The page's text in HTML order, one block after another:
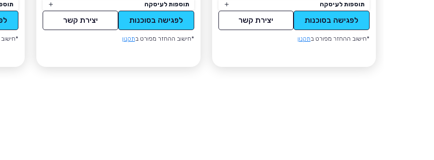
תוספות לעיסקה
לפגישה בסוכנות יצירת קשר
*חישוב ההחזר מפורט בתקנון
תוספות לעיסקה
לפגישה בסוכנות יצירת קשר
*חישוב ההחזר מפורט בתקנון